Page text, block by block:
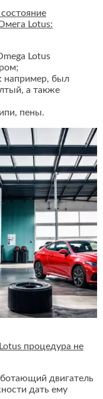
Lotus:
Lotus
например, был
а также
пены.
процедура не
двигатель
дать ему